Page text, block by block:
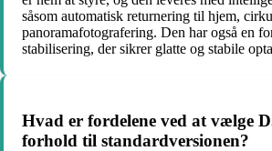
såsom automatisk returnering til hjem,
panoramafotografering. Den har også en
stabilisering, der sikrer glatte og stabile
Hvad er fordelene ved at vælge
forhold til standardversionen?